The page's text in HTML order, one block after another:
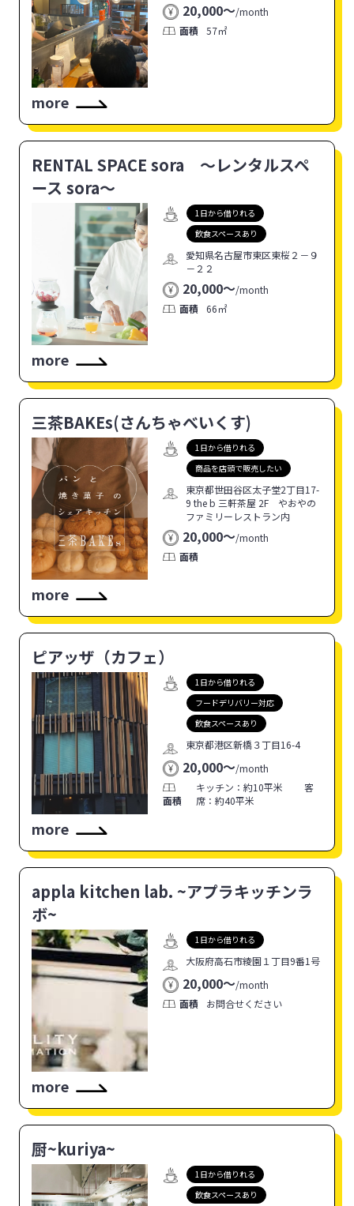
20,000〜/month
面積
57㎡
more
RENTAL SPACE sora 〜レンタルスペ
ース sora〜
1日から借りれる
飲食スペースあり
愛知県名古屋市東区東桜２－９
－２２
20,000〜/month
面積
66㎡
more
三茶BAKEs(さんちゃべいくす)
1日から借りれる
商品を店頭で販売したい
東京都世田谷区太子堂2丁目17-
9 the b 三軒茶屋 2F やおやの
ファミリーレストラン内
20,000〜/month
面積
more
ピアッザ（カフェ）
1日から借りれる
フードデリバリー対応
飲食スペースあり
東京都港区新橋３丁目16-4
20,000〜/month
面積
キッチン：約10平米 客
席：約40平米
more
appla kitchen lab. ~アプラキッチンラ
ボ~
1日から借りれる
大阪府高石市綾園１丁目9番1号
20,000〜/month
面積
お問合せください
more
厨~kuriya~
1日から借りれる
飲食スペースあり